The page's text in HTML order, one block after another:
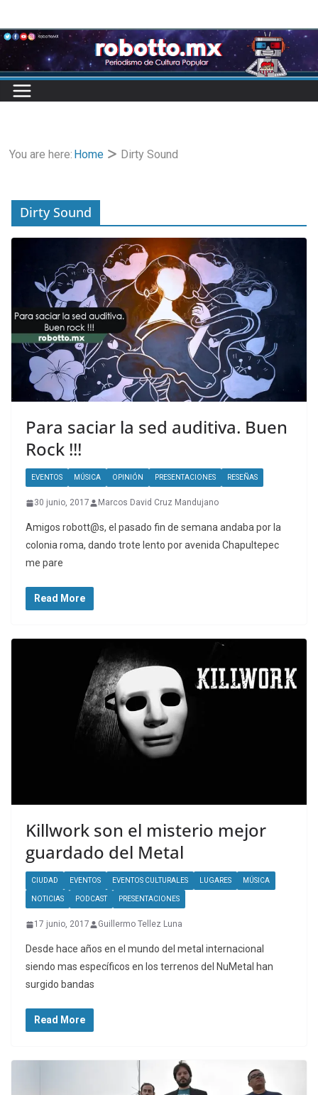
to
content
You are here: Home Dirty Sound
Dirty Sound
Para saciar la sed auditiva. Buen
Rock !!!
EVENTOS MÚSICA OPINIÓN PRESENTACIONES RESEÑAS
30 junio, 2017 Marcos David Cruz Mandujano
Amigos robott@s, el pasado fin de semana andaba por la
colonia roma, dando trote lento por avenida Chapultepec
me pare
Read More
Killwork son el misterio mejor
guardado del Metal
CIUDAD EVENTOS EVENTOS CULTURALES LUGARES MÚSICA
NOTICIAS PODCAST PRESENTACIONES
17 junio, 2017 Guillermo Tellez Luna
Desde hace años en el mundo del metal internacional
siendo mas específicos en los terrenos del NuMetal han
surgido bandas
Read More